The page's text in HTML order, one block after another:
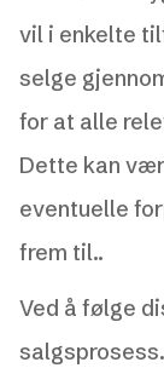
vil i enkelte
selge
for at alle
Dette kan
eventuelle
frem til..
Ved å følge